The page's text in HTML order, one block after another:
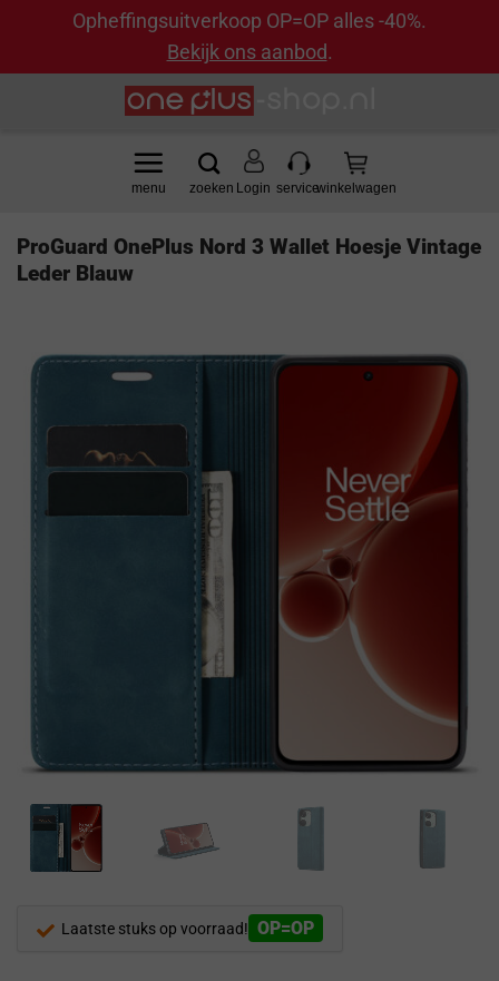
Opheffingsuitverkoop OP=OP alles -40%.
Bekijk ons aanbod.
Login
ProGuard OnePlus Nord 3 Wallet Hoesje Vintage
Leder Blauw
Laatste stuks op voorraad! OP=OP